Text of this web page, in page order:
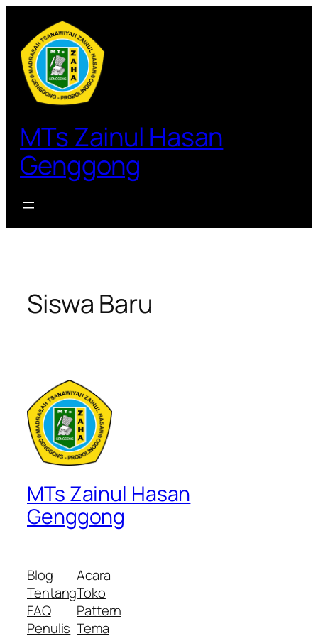
konten
MTs Zainul Hasan
Genggong
Siswa Baru
MTs Zainul Hasan
Genggong
Blog
Tentang
FAQ
Penulis
Acara
Toko
Pattern
Tema